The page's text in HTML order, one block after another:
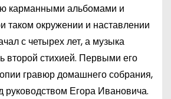
карманными альбомами и
таком окружении и наставлении
с четырех лет, а музыка
второй стихией. Первыми его
гравюр домашнего собрания,
Егора Ивановича.